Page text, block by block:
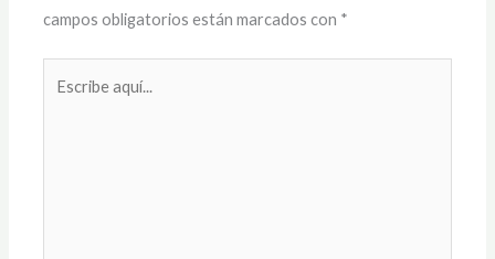
campos obligatorios están marcados con *